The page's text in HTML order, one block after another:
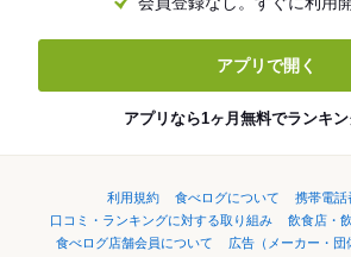
アプリで開く
アプリなら1ヶ月無料でランキン
利用規約 食べログについて
携帯電話
口コミ・ランキングに対する取り組み
飲食店・
食べログ店舗会員について
広告（メーカー・団